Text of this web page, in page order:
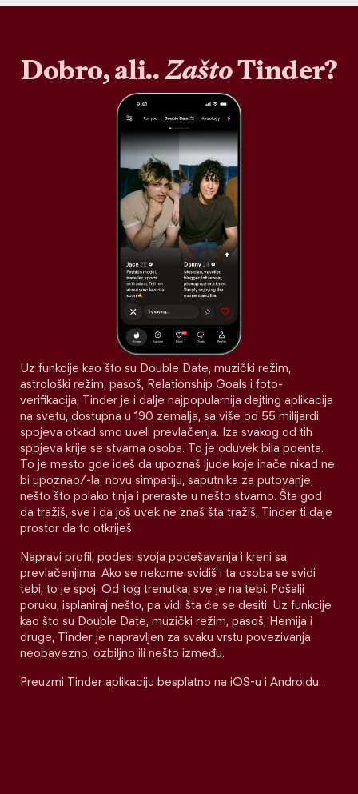
Dobro, ali..ZaštoTinder?
Uz funkcije kao što su Double Date, muzički režim,
astrološki režim, pasoš, Relationship Goals i foto-
verifikacija, Tinder je i dalje najpopularnija dejting aplikacija
na svetu, dostupna u 190 zemalja, sa više od 55 milijardi
spojeva otkad smo uveli prevlačenja. Iza svakog od tih
spojeva krije se stvarna osoba. To je oduvek bila poenta.
To je mesto gde ideš da upoznaš ljude koje inače nikad ne
bi upoznao/-la: novu simpatiju, saputnika za putovanje,
nešto što polako tinja i preraste u nešto stvarno. Šta god
da tražiš, sve i da još uvek ne znaš šta tražiš, Tinder ti daje
prostor da to otkriješ.
Napravi profil, podesi svoja podešavanja i kreni sa
prevlačenjima. Ako se nekome svidiš i ta osoba se svidi
tebi, to je spoj. Od tog trenutka, sve je na tebi. Pošalji
poruku, isplaniraj nešto, pa vidi šta će se desiti. Uz funkcije
kao što su Double Date, muzički režim, pasoš, Hemija i
druge, Tinder je napravljen za svaku vrstu povezivanja:
neobavezno, ozbiljno ili nešto između.
Preuzmi Tinder aplikaciju besplatno na iOS-u i Androidu.